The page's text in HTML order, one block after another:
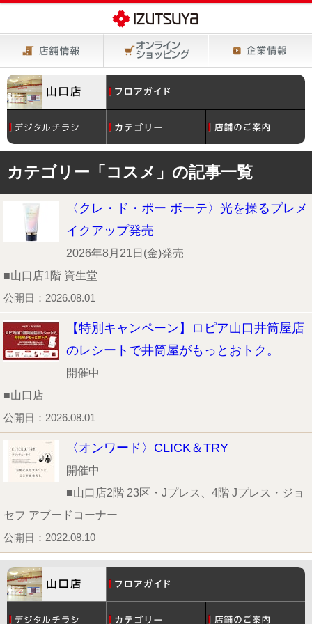
カテゴリー「コスメ」の記事一覧
〈クレ・ド・ポー ボーテ〉光を操るプレメ
イクアップ発売
2026年8月21日(金)発売
■山口店1階 資生堂
公開日：2026.08.01
【特別キャンペーン】ロピア山口井筒屋店
のレシートで井筒屋がもっとおトク。
開催中
■山口店
公開日：2026.08.01
〈オンワード〉CLICK＆TRY
開催中
■山口店2階 23区・Jプレス、4階 Jプレス・ジョ
セフ アブードコーナー
公開日：2022.08.10